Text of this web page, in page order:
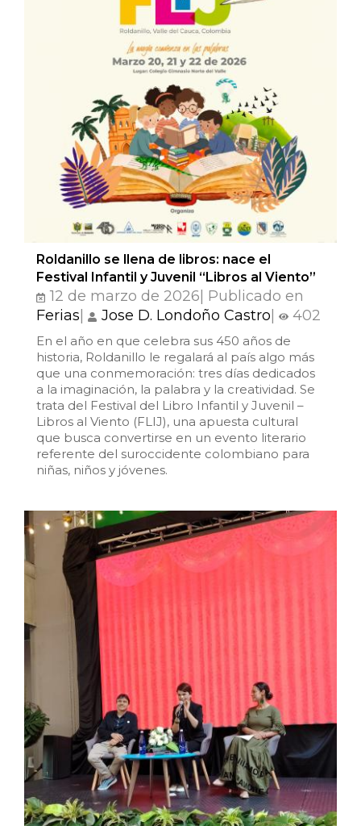
Roldanillo se llena de libros: nace el
Festival Infantil y Juvenil “Libros al Viento”
12 de marzo de 2026| Publicado en
Ferias
Jose D. Londoño Castro 402
En el año en que celebra sus 450 años de
historia, Roldanillo le regalará al país algo más
que una conmemoración: tres días dedicados
a la imaginación, la palabra y la creatividad. Se
trata del Festival del Libro Infantil y Juvenil –
Libros al Viento (FLIJ), una apuesta cultural
que busca convertirse en un evento literario
referente del suroccidente colombiano para
niñas, niños y jóvenes.